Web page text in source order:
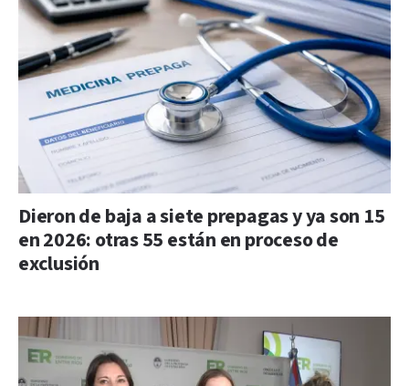
Dieron de baja a siete prepagas y ya son 15
en 2026: otras 55 están en proceso de
exclusión